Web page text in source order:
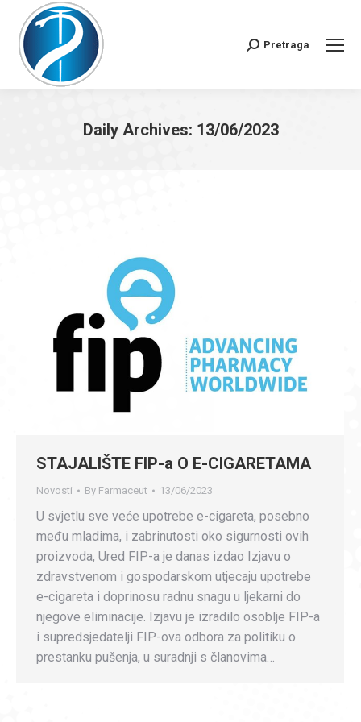
Search:
Pretraga
Daily Archives: 13/06/2023
STAJALIŠTE FIP-a O E-CIGARETAMA
Novosti By Farmaceut 13/06/2023
U svjetlu sve veće upotrebe e-cigareta, posebno
među mladima, i zabrinutosti oko sigurnosti ovih
proizvoda, Ured FIP-a je danas izdao Izjavu o
zdravstvenom i gospodarskom utjecaju upotrebe
e-cigareta i doprinosu radnu snagu u ljekarni do
njegove eliminacije. Izjavu je izradilo osoblje FIP-a
i supredsjedatelji FIP-ova odbora za politiku o
prestanku pušenja, u suradnji s članovima…